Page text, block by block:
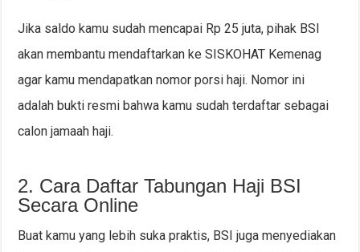
Jika saldo kamu sudah mencapai Rp 25 juta, pihak BSI
akan membantu mendaftarkan ke SISKOHAT Kemenag
agar kamu mendapatkan nomor porsi haji. Nomor ini
adalah bukti resmi bahwa kamu sudah terdaftar sebagai
calon jamaah haji.
2. Cara Daftar Tabungan Haji BSI
Secara Online
Buat kamu yang lebih suka praktis, BSI juga menyediakan